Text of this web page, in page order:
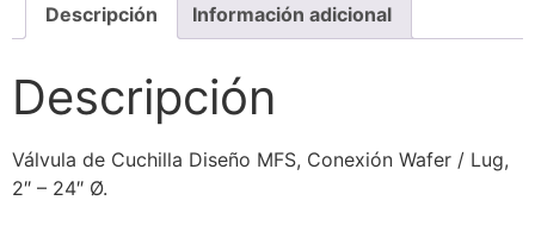
Descripción Información adicional
Descripción
Válvula de Cuchilla Diseño MFS, Conexión Wafer / Lug,
2″ – 24″ Ø.